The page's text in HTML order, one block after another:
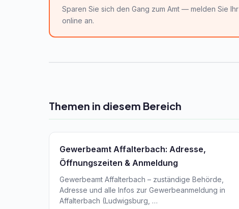
Sparen Sie sich den Gang zum Amt — melden Sie
online an.
Themen in diesem Bereich
Gewerbeamt Affalterbach: Adresse,
Öffnungszeiten & Anmeldung
Gewerbeamt Affalterbach – zuständige Behörde,
Adresse und alle Infos zur Gewerbeanmeldung in
Affalterbach (Ludwigsburg, …